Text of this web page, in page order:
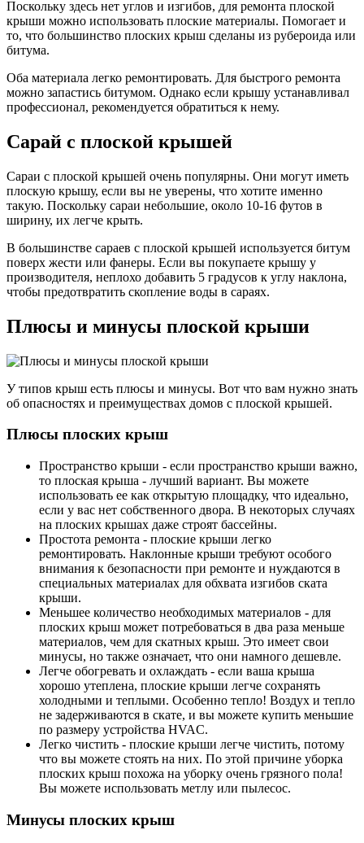
Поскольку здесь нет углов и изгибов, для ремонта плоской
крыши можно использовать плоские материалы. Помогает и
то, что большинство плоских крыш сделаны из рубероида или
битума.
Оба материала легко ремонтировать. Для быстрого ремонта
можно запастись битумом. Однако если крышу устанавливал
профессионал, рекомендуется обратиться к нему.
Сарай с плоской крышей
Сараи с плоской крышей очень популярны. Они могут иметь
плоскую крышу, если вы не уверены, что хотите именно
такую. Поскольку сараи небольшие, около 10-16 футов в
ширину, их легче крыть.
В большинстве сараев с плоской крышей используется битум
поверх жести или фанеры. Если вы покупаете крышу у
производителя, неплохо добавить 5 градусов к углу наклона,
чтобы предотвратить скопление воды в сараях.
Плюсы и минусы плоской крыши
У типов крыш есть плюсы и минусы. Вот что вам нужно знать
об опасностях и преимуществах домов с плоской крышей.
Плюсы плоских крыш
Пространство крыши - если пространство крыши важно,
то плоская крыша - лучший вариант. Вы можете
использовать ее как открытую площадку, что идеально,
если у вас нет собственного двора. В некоторых случаях
на плоских крышах даже строят бассейны.
Простота ремонта - плоские крыши легко
ремонтировать. Наклонные крыши требуют особого
внимания к безопасности при ремонте и нуждаются в
специальных материалах для обхвата изгибов ската
крыши.
Меньшее количество необходимых материалов - для
плоских крыш может потребоваться в два раза меньше
материалов, чем для скатных крыш. Это имеет свои
минусы, но также означает, что они намного дешевле.
Легче обогревать и охлаждать - если ваша крыша
хорошо утеплена, плоские крыши легче сохранять
холодными и теплыми. Особенно тепло! Воздух и тепло
не задерживаются в скате, и вы можете купить меньшие
по размеру устройства HVAC.
Легко чистить - плоские крыши легче чистить, потому
что вы можете стоять на них. По этой причине уборка
плоских крыш похожа на уборку очень грязного пола!
Вы можете использовать метлу или пылесос.
Минусы плоских крыш